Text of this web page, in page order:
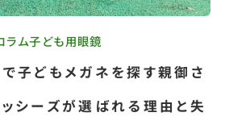
ラム子ども用眼鏡
子どもメガネを探す親御さ
シーズが選ばれる理由と失